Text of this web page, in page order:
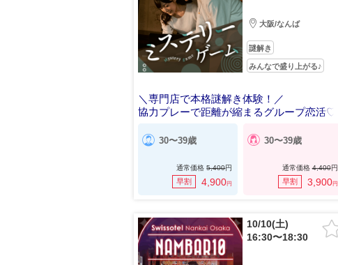
大阪/なんば
謎解き
みんなで盛り上がる♪
＼専門店で本格謎解き体験！／
協力プレーで距離が縮まるグループ恋活♡
30〜39歳
通常価格5,400円
早割 4,900円
30〜39歳
通常価格4,400円
早割 3,900円
10/10(土)
16:30〜18:30